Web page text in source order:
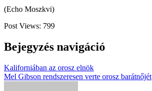
(Echo Moszkvi)
Post Views: 799
Bejegyzés navigáció
Kaliforniában az orosz elnök
Mel Gibson rendszeresen verte orosz barátnőjét